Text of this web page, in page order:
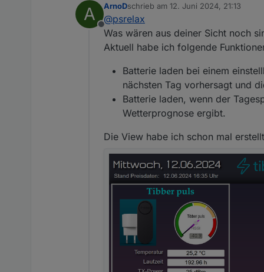
Ich hätte einen Feature
Bitte.
Es geht darum über einen
Mit einem weiteren
Ich verwende diese
Ich gehe davon aus, dass
Bei Bedarf kann ich auch
Wäre schön, wenn ihr das
Vielen Dank schonmal :-)
A
Offline
ArnoDschrieb am 12. Juni 2024, 21:13
zuletzt editiert von
@psrelax
Was wären aus deiner Sicht noch
Aktuell habe ich folgende
Batterie laden bei einem
nächsten Tag vorhersagt und
Batterie laden, wenn der
Wetterprognose ergibt.
Die View habe ich schon mal